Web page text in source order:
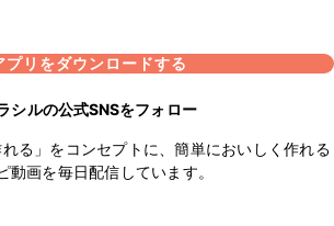
プリをダウンロードする
シルの公式SNSをフォロー
れる」をコンセプトに、簡単においしく作れる
動画を毎日配信しています。